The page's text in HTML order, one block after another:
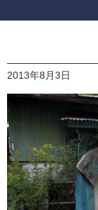
2013年8月3日